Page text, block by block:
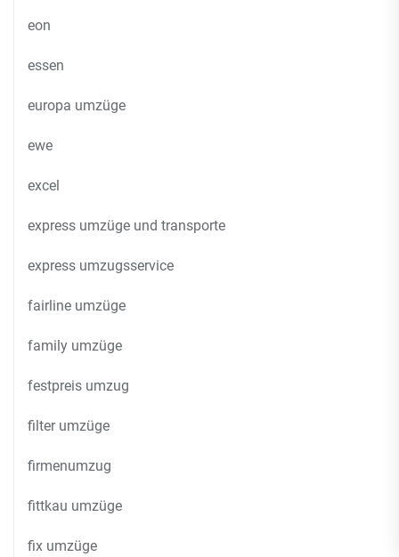
eon
essen
europa umzüge
ewe
excel
express umzüge und transporte
express umzugsservice
fairline umzüge
family umzüge
festpreis umzug
filter umzüge
firmenumzug
fittkau umzüge
fix umzüge